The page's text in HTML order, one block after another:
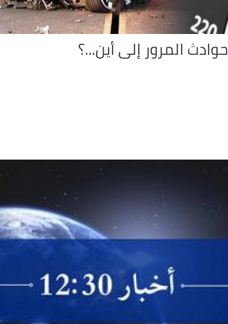
حوادث المرور إلى أين...؟